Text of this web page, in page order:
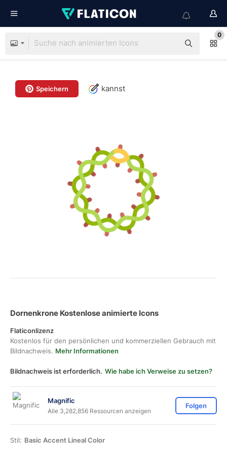
0
Speichern kannst
Dornenkrone Kostenlose animierte Icons
Flaticonlizenz
Kostenlos für den persönlichen und kommerziellen Gebrauch mit
Bildnachweis. Mehr Informationen
Bildnachweis ist erforderlich. Wie habe ich Verweise zu setzen?
Magnific
Alle 3,282,856 Ressourcen anzeigen
Folgen
Stil: Basic Accent Lineal Color